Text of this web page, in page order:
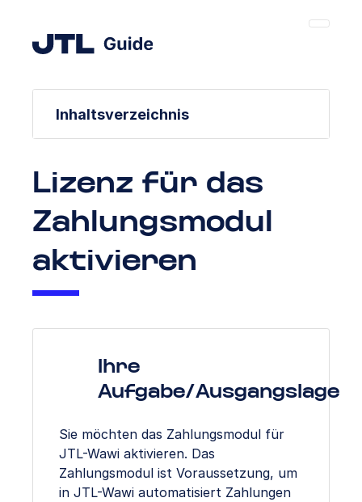
Inhaltsverzeichnis
Lizenz für das
Zahlungsmodul
aktivieren
Ihre
Aufgabe/Ausgangslage
Sie möchten das Zahlungsmodul für
JTL-Wawi aktivieren. Das
Zahlungsmodul ist Voraussetzung, um
in JTL-Wawi automatisiert Zahlungen